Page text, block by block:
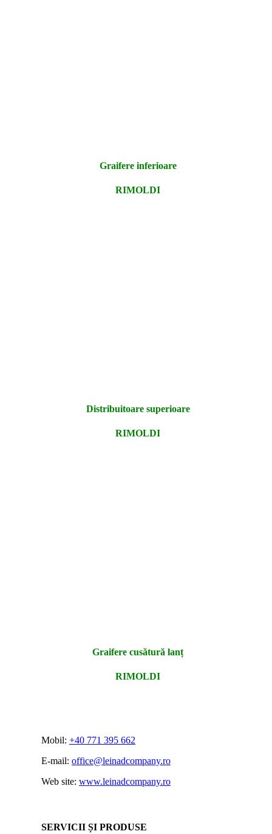
Graifere inferioare
RIMOLDI
Distribuitoare superioare
RIMOLDI
Graifere cusătură lanț
RIMOLDI
Mobil: +40 771 395 662
E-mail: office@leinadcompany.ro
Web site: www.leinadcompany.ro
SERVICII ȘI PRODUSE